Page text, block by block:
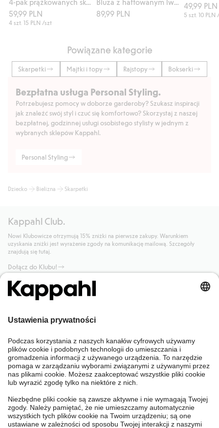
59,99 PLN
4 szt. 15 PLN /szt
89,99 PLN
49,99 PLN
5 szt.10 PLN
Powiązane kategorie
Skarpetki Majtki i topy Rajstopy Bokserki
Bezpłatna usługa Personal Styling.
Potrzebujesz pomocy w doborze garderoby? Szukasz inspiracji
jak znaleźć swój styl i czuć się komfortowo? Skorzystaj z naszej
bezpłatnej, godzinnej usługi osobistego stylisty w jednym z
wybranych sklepów Kappahl.
Personal Styling
Dziecko Bielizna Skarpetki
Kappahl Club.
Nowi Klubowicze otrzymują 15% zniżki na pierwsze zakupy. Warunkiem
uzyskania zniżki jest wyrażenie zgody na komunikację mailową. Szczegóły
znajdują się tutaj.
Dołącz do Klubu!
Potrzebujesz pomocy?
Sklep internetowy
Częste pytania
Kappahl Club
Mój profil
O nas